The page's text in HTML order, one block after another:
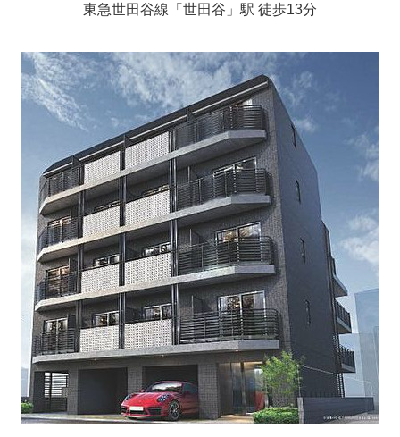
東急世田谷線「世田谷」駅 徒歩13分